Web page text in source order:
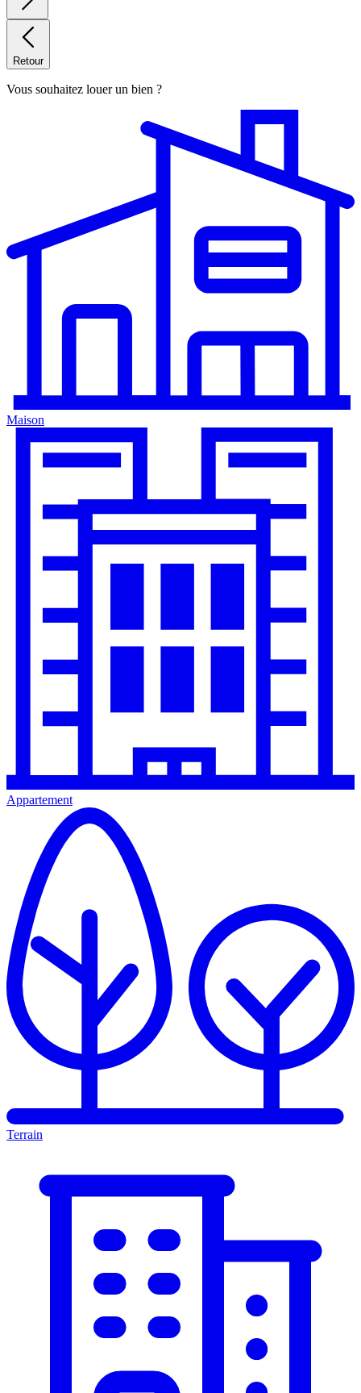
Retour
Vous souhaitez louer un bien ?
Maison
Appartement
Terrain